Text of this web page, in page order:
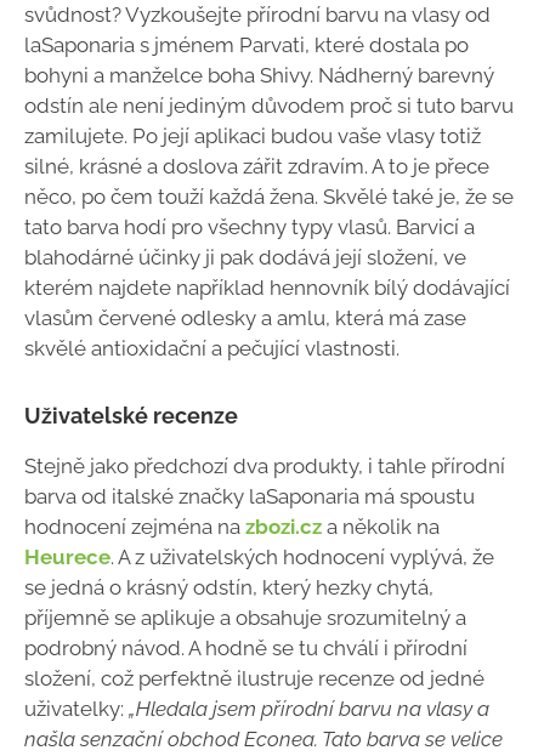
svůdnost? Vyzkoušejte přírodní barvu na vlasy od
laSaponaria s jménem Parvati, které dostala po
bohyni a manželce boha Shivy. Nádherný barevný
odstín ale není jediným důvodem proč si tuto barvu
zamilujete. Po její aplikaci budou vaše vlasy totiž
silné, krásné a doslova zářit zdravím. A to je přece
něco, po čem touží každá žena. Skvělé také je, že se
tato barva hodí pro všechny typy vlasů. Barvicí a
blahodárné účinky ji pak dodává její složení, ve
kterém najdete například hennovník bílý dodávající
vlasům červené odlesky a amlu, která má zase
skvělé antioxidační a pečující vlastnosti.
Uživatelské recenze
Stejně jako předchozí dva produkty, i tahle přírodní
barva od italské značky laSaponaria má spoustu
hodnocení zejména na zbozi.cz a několik na
Heurece. A z uživatelských hodnocení vyplývá, že
se jedná o krásný odstín, který hezky chytá,
příjemně se aplikuje a obsahuje srozumitelný a
podrobný návod. A hodně se tu chválí i přírodní
složení, což perfektně ilustruje recenze od jedné
uživatelky: „Hledala jsem přírodní barvu na vlasy a
našla senzační obchod Econea. Tato barva se velice